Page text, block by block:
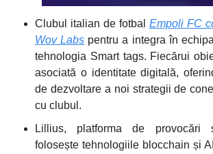
Clubul italian de fotbal Empoli FC
Wov Labs pentru a integra în
tehnologia Smart tags. Fiecărui
asociată o identitate digitală,
de dezvoltare a noi strategii de
cu clubul.
Lillius, platforma de provocări
folosește tehnologiile blocchain și